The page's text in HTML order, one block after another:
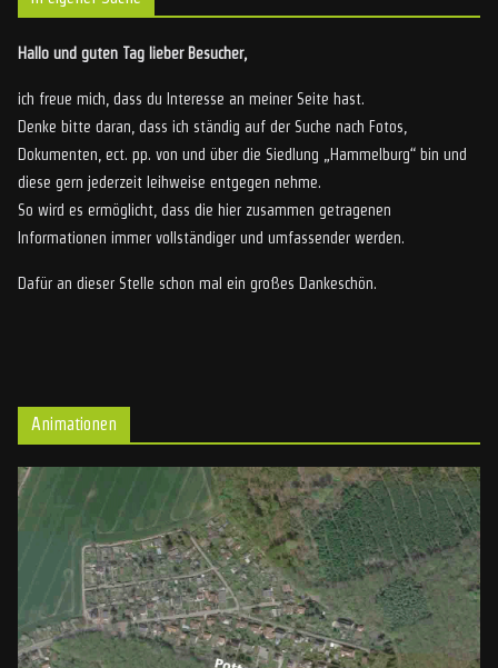
Hallo und guten Tag lieber Besucher,
ich freue mich, dass du Interesse an meiner Seite hast.
Denke bitte daran, dass ich ständig auf der Suche nach Fotos,
Dokumenten, ect. pp. von und über die Siedlung „Hammelburg“ bin und
diese gern jederzeit leihweise entgegen nehme.
So wird es ermöglicht, dass die hier zusammen getragenen
Informationen immer vollständiger und umfassender werden.
Dafür an dieser Stelle schon mal ein großes Dankeschön.
Animationen